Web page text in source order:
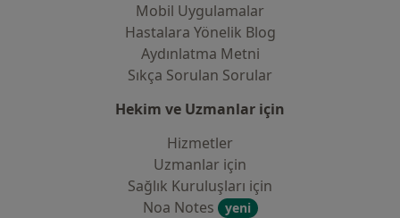
Mobil Uygulamalar
Hastalara Yönelik Blog
Aydınlatma Metni
Sıkça Sorulan Sorular
Hekim ve Uzmanlar için
Hizmetler
Uzmanlar için
Sağlık Kuruluşları için
Noa Notes
yeni